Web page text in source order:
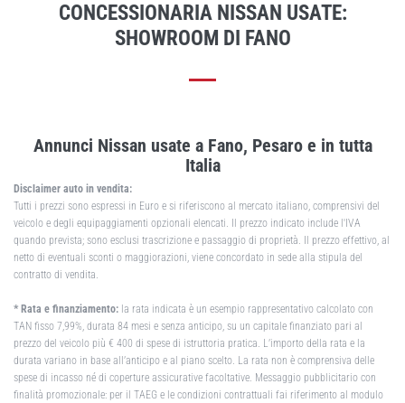
CONCESSIONARIA NISSAN USATE:
SHOWROOM DI FANO
Annunci Nissan usate a Fano, Pesaro e in tutta
Italia
Disclaimer auto in vendita:
Tutti i prezzi sono espressi in Euro e si riferiscono al mercato italiano, comprensivi del
veicolo e degli equipaggiamenti opzionali elencati. Il prezzo indicato include l'IVA
quando prevista; sono esclusi trascrizione e passaggio di proprietà. Il prezzo effettivo, al
netto di eventuali sconti o maggiorazioni, viene concordato in sede alla stipula del
contratto di vendita.
* Rata e finanziamento: la rata indicata è un esempio rappresentativo calcolato con
TAN fisso 7,99%, durata 84 mesi e senza anticipo, su un capitale finanziato pari al
prezzo del veicolo più € 400 di spese di istruttoria pratica. L’importo della rata e la
durata variano in base all’anticipo e al piano scelto. La rata non è comprensiva delle
spese di incasso né di coperture assicurative facoltative. Messaggio pubblicitario con
finalità promozionale: per il TAEG e le condizioni contrattuali fai riferimento al modulo